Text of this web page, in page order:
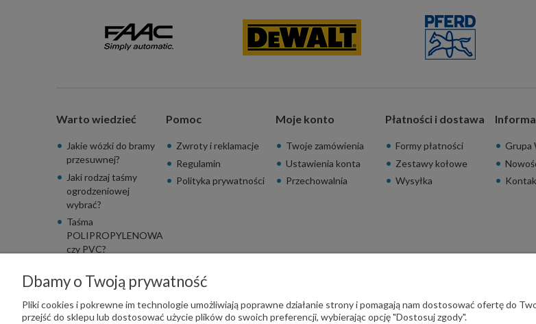
Warto wiedzieć
Jakie wózki do bramy
przesuwnej?
Jaki rodzaj taśmy
ogrodzeniowej
wybrać?
Taśma
POLIPROPYLENOWA
czy PVC?
Pomoc
Zwroty i reklamacje
Regulamin
Polityka prywatności
Moje konto
Twoje zamówienia
Ustawienia konta
Przechowalnia
Płatności i dostawa
Formy płatności
Zestawy kołowe
Wysyłka
Grupa
Dbamy o Twoją prywatność
Pliki cookies i pokrewne im technologie umożliwiają poprawne działanie strony i pomagają nam dostosować ofertę do
przejść do sklepu lub dostosować użycie plików do swoich preferencji, wybierając opcję "Dostosuj zgody".